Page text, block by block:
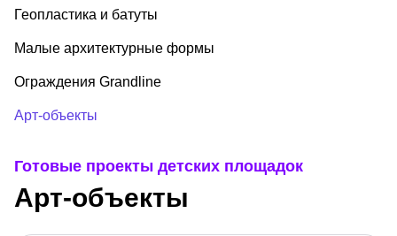
Геопластика и батуты
Малые архитектурные формы
Ограждения Grandline
Арт-объекты
Готовые проекты детских площадок
Арт-объекты